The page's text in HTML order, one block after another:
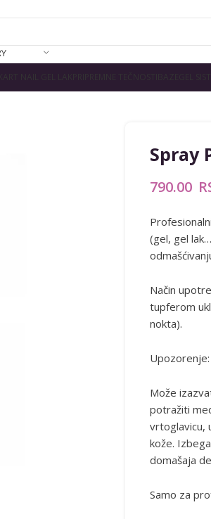
ART NAIL GEL LAK PRIPREMNE TEČNOSTI BAZE GEL
Spray
790.00
(gel, gel
Način
tupferom
nokta).
Upozorenje:
Može
potražiti
vrtoglavicu,
kože.
domašaja
Samo za